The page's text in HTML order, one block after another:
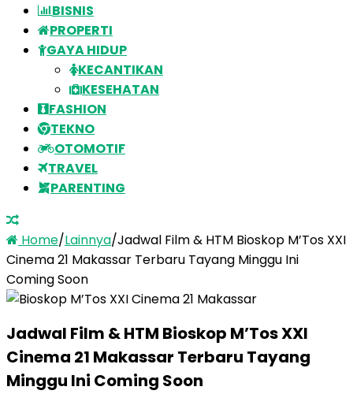
BISNIS
PROPERTI
GAYA HIDUP
KECANTIKAN
KESEHATAN
FASHION
TEKNO
OTOMOTIF
TRAVEL
PARENTING
Home/Lainnya/Jadwal Film & HTM Bioskop M’Tos XXI
Cinema 21 Makassar Terbaru Tayang Minggu Ini
Coming Soon
Jadwal Film & HTM Bioskop M’Tos XXI
Cinema 21 Makassar Terbaru Tayang
Minggu Ini Coming Soon